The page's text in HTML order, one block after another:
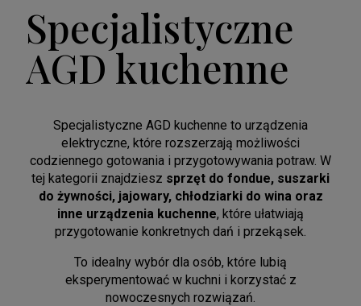
Specjalistyczne
AGD kuchenne
Specjalistyczne AGD kuchenne to urządzenia
elektryczne, które rozszerzają możliwości
codziennego gotowania i przygotowywania potraw. W
tej kategorii znajdziesz sprzęt do fondue, suszarki
do żywności, jajowary,chłodziarki do winaoraz
inne urządzenia kuchenne, które ułatwiają
przygotowanie konkretnych dań i przekąsek.
To idealny wybór dla osób, które lubią
eksperymentować w kuchni i korzystać z
nowoczesnych rozwiązań.